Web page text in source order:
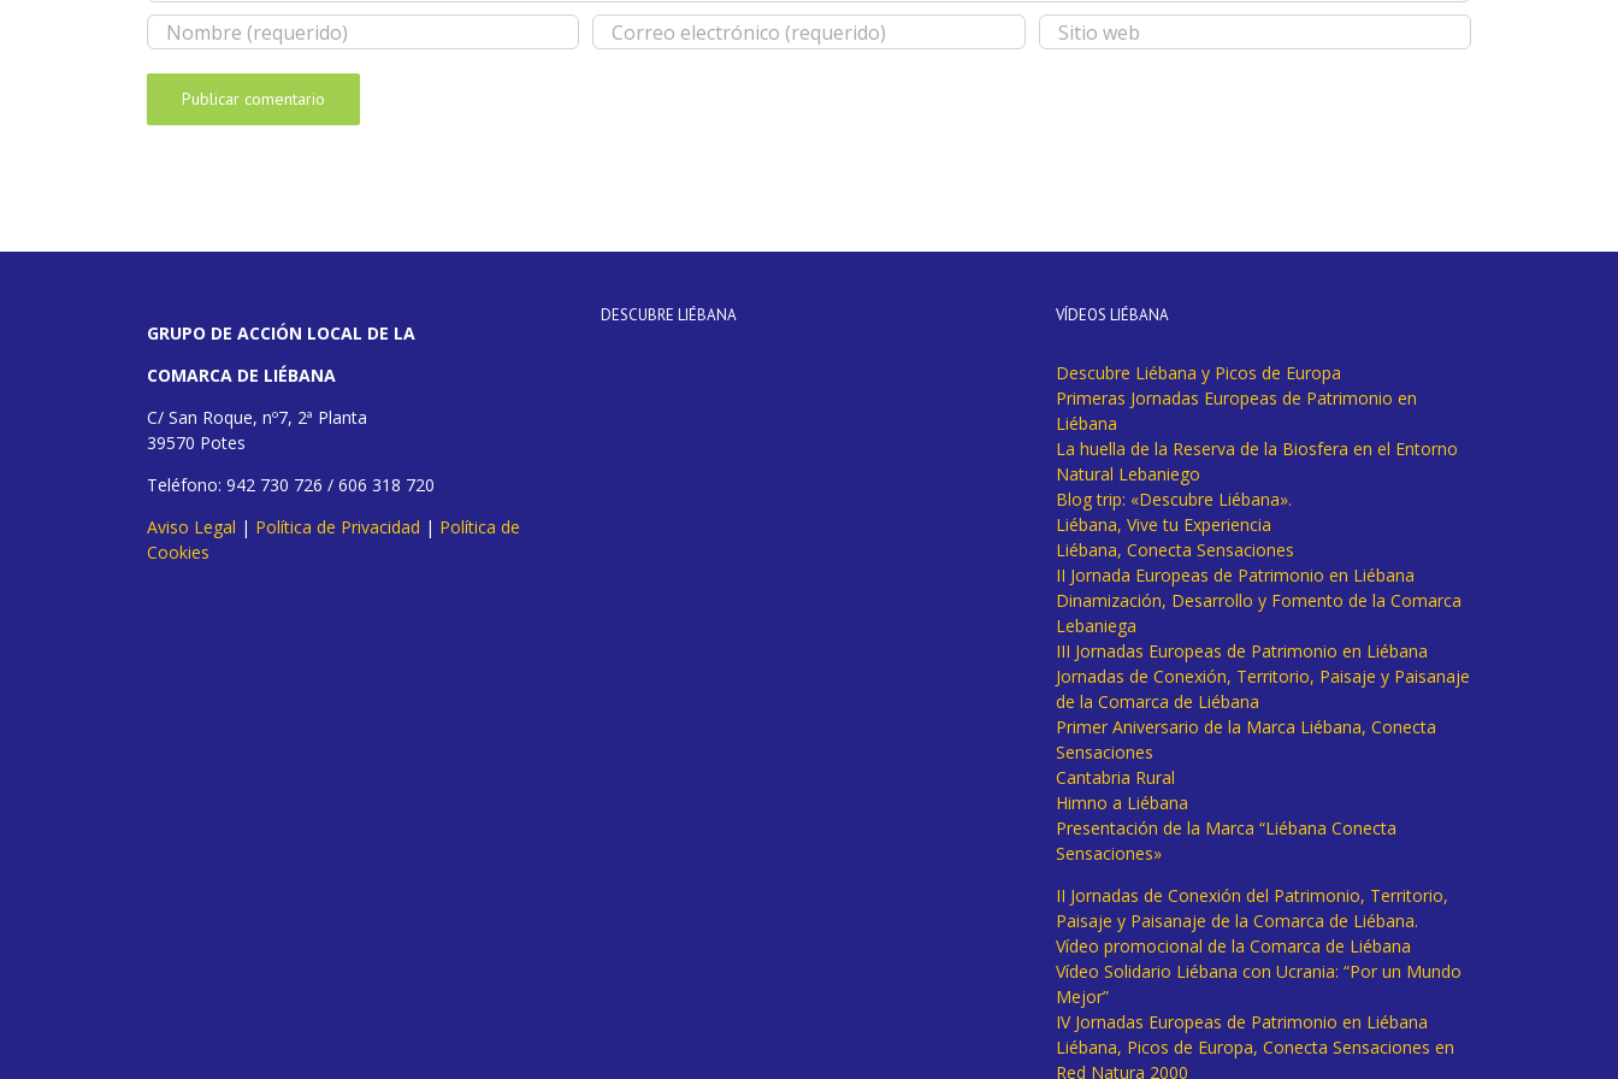
GRUPO DE ACCIÓN LOCAL DE LA
COMARCA DE LIÉBANA
C/ San Roque, nº7, 2ª Planta
39570 Potes
Teléfono: 942 730 726 / 606 318 720
Aviso Legal | Política de Privacidad | Política de
Cookies
DESCUBRE LIÉBANA VÍDEOS LIÉBANA
Descubre Liébana y Picos de Europa
Primeras Jornadas Europeas de Patrimonio en
Liébana
La huella de la Reserva de la Biosfera en el Entorno
Natural Lebaniego
Blog trip: «Descubre Liébana».
Liébana, Vive tu Experiencia
Liébana, Conecta Sensaciones
II Jornada Europeas de Patrimonio en Liébana
Dinamización, Desarrollo y Fomento de la Comarca
Lebaniega
III Jornadas Europeas de Patrimonio en Liébana
Jornadas de Conexión, Territorio, Paisaje y Paisanaje
de la Comarca de Liébana
Primer Aniversario de la Marca Liébana, Conecta
Sensaciones
Cantabria Rural
Himno a Liébana
Presentación de la Marca “Liébana Conecta
Sensaciones»
II Jornadas de Conexión del Patrimonio, Territorio,
Paisaje y Paisanaje de la Comarca de Liébana.
Vídeo promocional de la Comarca de Liébana
Vídeo Solidario Liébana con Ucrania: “Por un Mundo
Mejor”
IV Jornadas Europeas de Patrimonio en Liébana
Liébana, Picos de Europa, Conecta Sensaciones en
Red Natura 2000